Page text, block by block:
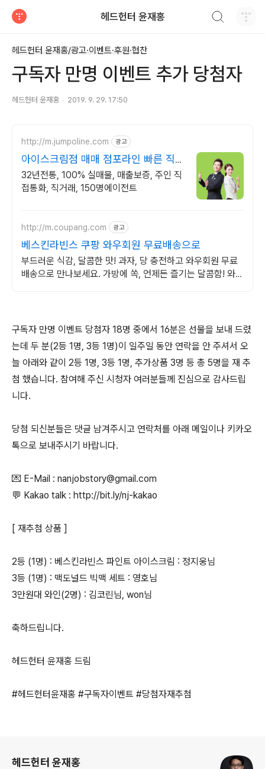
헤드헌터 윤재홍
헤드헌터 윤재홍/광고·이벤트·후원·협찬
구독자 만명 이벤트 추가 당첨자
헤드헌터 윤재홍 2019. 9. 29. 17:50
http://m.jumpoline.com 광고
아이스크림점 매매 점포라인 빠른 직거
래 & 안전중개거래
32년전통, 100% 실매물, 매출보증, 주인 직
접통화, 직거래, 150명에이전트
http://m.coupang.com 광고
베스킨라빈스 쿠팡 와우회원 무료배송으로
부드러운 식감, 달콤한 맛! 과자, 당 충전하고 와우회원 무료
배송으로 만나보세요. 가방에 쏙, 언제든 즐기는 달콤함! 와우
구독자 만명 이벤트 당첨자 18명 중에서 16분은 선물을 보내 드렸
는데 두 분(2등 1명, 3등 1명)이 일주일 동안 연락을 안 주셔서 오
늘 아래와 같이 2등 1명, 3등 1명, 추가상품 3명 등 총 5명을 재 추
첨 했습니다. 참여해 주신 시청자 여러분들께 진심으로 감사드립
니다.
당첨 되신분들은 댓글 남겨주시고 연락처를 아래 메일이나 키카오
톡으로 보내주시기 바랍니다.
💌 E-Mail : nanjobstory@gmail.com
💬 Kakao talk : http://bit.ly/nj-kakao
[ 재추첨 상품 ]
2등 (1명) : 베스킨라빈스 파인트 아이스크림 : 정지웅님
3등 (1명) : 맥도널드 빅맥 세트 : 영호님
3만원대 와인(2명) : 김코린님, won님
축하드립니다.
헤드헌터 윤재홍 드림
#헤드헌터윤재홍 #구독자이벤트 #당첨자재추첨
헤드헌터 윤재홍